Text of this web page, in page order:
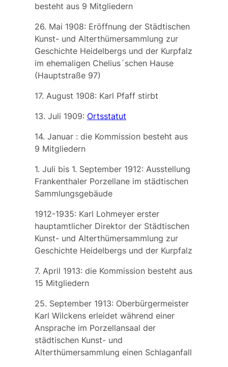
besteht aus 9 Mitgliedern
26. Mai 1908: Eröffnung der Städtischen
Kunst- und Alterthümersammlung zur
Geschichte Heidelbergs und der Kurpfalz
im ehemaligen Chelius´schen Hause
(Hauptstraße 97)
17. August 1908: Karl Pfaffstirbt
13. Juli 1909: Ortsstatut
14. Januar : die Kommission besteht aus
9 Mitgliedern
1. Juli bis 1. September 1912: Ausstellung
Frankenthaler Porzellaneim städtischen
Sammlungsgebäude
1912-1935: Karl Lohmeyererster
hauptamtlicher Direktor der Städtischen
Kunst- und Alterthümersammlung zur
Geschichte Heidelbergs und der Kurpfalz
7. April 1913: die Kommission besteht aus
15 Mitgliedern
25. September 1913: Oberbürgermeister
Karl Wilckenserleidet während einer
Ansprache im Porzellansaal der
städtischen Kunst- und
Alterthümersammlung einen Schlaganfall